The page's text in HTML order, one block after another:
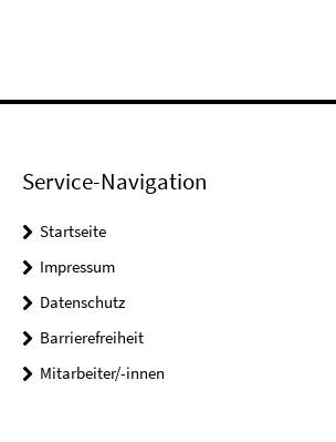
Service-Navigation
Startseite
Impressum
Datenschutz
Barrierefreiheit
Mitarbeiter/-innen